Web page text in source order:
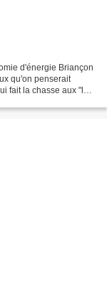
d'énergie Briançon
qu'on penserait
fait la chasse aux "lux"